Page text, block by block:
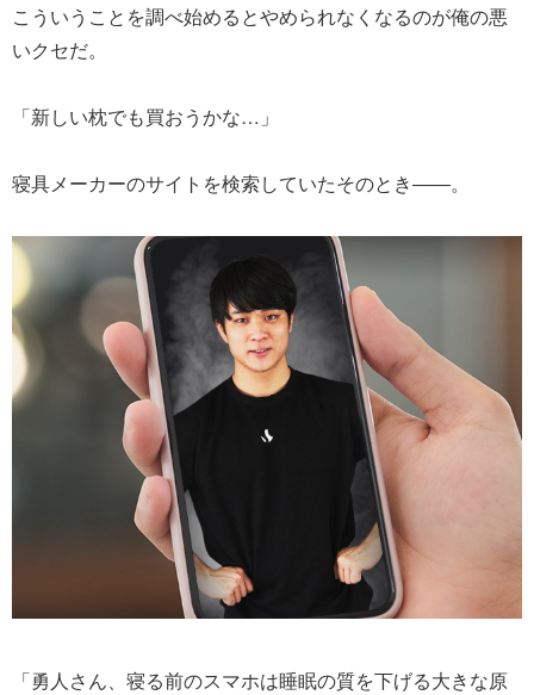
こういうことを調べ始めるとやめられなくなるのが俺の悪
いクセだ。
「新しい枕でも買おうかな…」
寝具メーカーのサイトを検索していたそのとき――。
「勇人さん、寝る前のスマホは睡眠の質を下げる大きな原